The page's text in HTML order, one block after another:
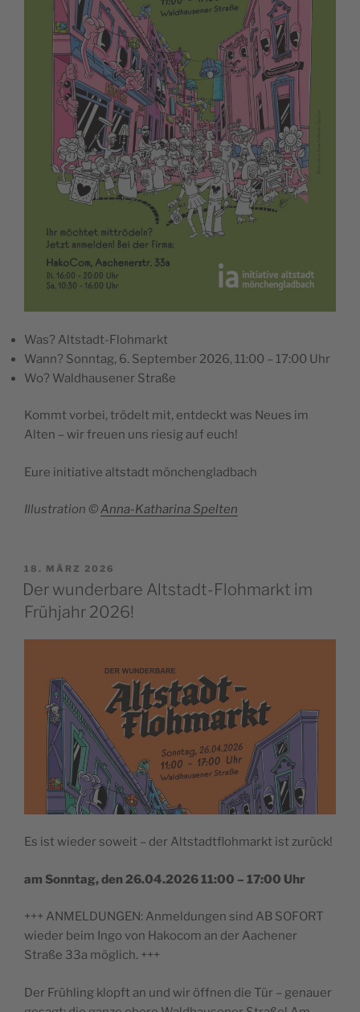
Was? Altstadt-Flohmarkt
Wann? Sonntag, 6. September 2026, 11:00 – 17:00 Uhr
Wo? Waldhausener Straße
Kommt vorbei, trödelt mit, entdeckt was Neues im
Alten – wir freuen uns riesig auf euch!
Eure initiative altstadt mönchengladbach
Illustration ©Anna-Katharina Spelten
VERÖFFENTLICHT
AM
18. MÄRZ 2026
Der wunderbare Altstadt-Flohmarkt im
Frühjahr 2026!
Es ist wieder soweit – der Altstadtflohmarkt ist zurück!
am Sonntag, den 26.04.2026 11:00 – 17:00 Uhr
+++ ANMELDUNGEN: Anmeldungen sind AB SOFORT
wieder beim Ingo von Hakocom an der Aachener
Straße 33a möglich. +++
Der Frühling klopft an und wir öffnen die Tür – genauer